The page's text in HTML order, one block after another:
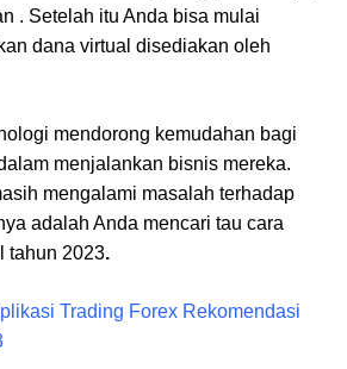
. Setelah itu Anda bisa mulai
dana virtual disediakan oleh
mendorong kemudahan bagi
menjalankan bisnis mereka.
mengalami masalah terhadap
adalah Anda mencari tau cara
tahun 2023.
Trading Forex Rekomendasi